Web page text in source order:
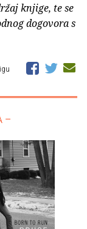
knjige, te se
dogovora s
–